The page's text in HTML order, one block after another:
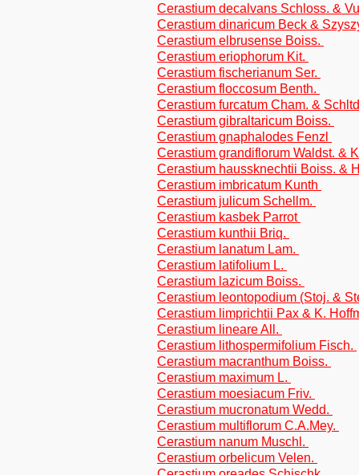
Cerastium decalvans Schloss. &
Cerastium dinaricum Beck &
Cerastium elbrusense Boiss.
Cerastium eriophorum Kit.
Cerastium fischerianum Ser.
Cerastium floccosum Benth.
Cerastium furcatum Cham. &
Cerastium gibraltaricum Boiss.
Cerastium gnaphalodes Fenzl
Cerastium grandiflorum Waldst. &
Cerastium haussknechtii Boiss. &
Cerastium imbricatum Kunth
Cerastium julicum Schellm.
Cerastium kasbek Parrot
Cerastium kunthii Briq.
Cerastium lanatum Lam.
Cerastium latifolium L.
Cerastium lazicum Boiss.
Cerastium leontopodium (Stoj. &
Cerastium limprichtii Pax & K.
Cerastium lineare All.
Cerastium lithospermifolium Fisch.
Cerastium macranthum Boiss.
Cerastium maximum L.
Cerastium moesiacum Friv.
Cerastium mucronatum Wedd.
Cerastium multiflorum C.A.Mey.
Cerastium nanum Muschl.
Cerastium orbelicum Velen.